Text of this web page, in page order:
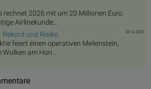
rechnet 2026 mit um 20 Millionen Euro
Airlinekunde...
28.12.2025
und Risiko
feiert einen operativen Meilenstein,
am Hori...